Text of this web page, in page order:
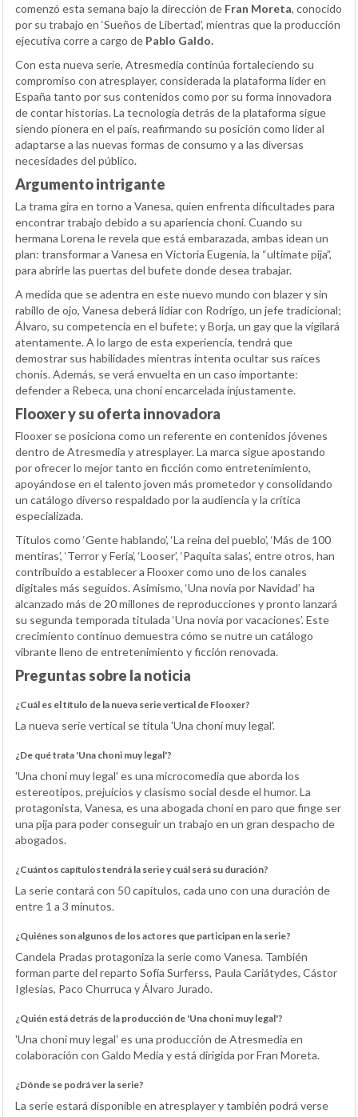
comenzó esta semana bajo la dirección de Fran Moreta, conocido
por su trabajo en ‘Sueños de Libertad’, mientras que la producción
ejecutiva corre a cargo de Pablo Galdo.
Con esta nueva serie, Atresmedia continúa fortaleciendo su
compromiso con atresplayer, considerada la plataforma líder en
España tanto por sus contenidos como por su forma innovadora
de contar historias. La tecnología detrás de la plataforma sigue
siendo pionera en el país, reafirmando su posición como líder al
adaptarse a las nuevas formas de consumo y a las diversas
necesidades del público.
Argumento intrigante
La trama gira en torno a Vanesa, quien enfrenta dificultades para
encontrar trabajo debido a su apariencia choni. Cuando su
hermana Lorena le revela que está embarazada, ambas idean un
plan: transformar a Vanesa en Victoria Eugenia, la “ultimate pija”,
para abrirle las puertas del bufete donde desea trabajar.
A medida que se adentra en este nuevo mundo con blazer y sin
rabillo de ojo, Vanesa deberá lidiar con Rodrígo, un jefe tradicional;
Álvaro, su competencia en el bufete; y Borja, un gay que la vigilará
atentamente. A lo largo de esta experiencia, tendrá que
demostrar sus habilidades mientras intenta ocultar sus raíces
chonis. Además, se verá envuelta en un caso importante:
defender a Rebeca, una choni encarcelada injustamente.
Flooxer y su oferta innovadora
Flooxer se posiciona como un referente en contenidos jóvenes
dentro de Atresmedia y atresplayer. La marca sigue apostando
por ofrecer lo mejor tanto en ficción como entretenimiento,
apoyándose en el talento joven más prometedor y consolidando
un catálogo diverso respaldado por la audiencia y la crítica
especializada.
Títulos como ‘Gente hablando’, ‘La reina del pueblo’, ‘Más de 100
mentiras’, ‘Terror y Feria’, ‘Looser’, ‘Paquita salas’, entre otros, han
contribuido a establecer a Flooxer como uno de los canales
digitales más seguidos. Asimismo, ‘Una novia por Navidad’ ha
alcanzado más de 20 millones de reproducciones y pronto lanzará
su segunda temporada titulada ‘Una novia por vacaciones’. Este
crecimiento continuo demuestra cómo se nutre un catálogo
vibrante lleno de entretenimiento y ficción renovada.
Preguntas sobre la noticia
¿Cuál es el título de la nueva serie vertical de Flooxer?
La nueva serie vertical se titula 'Una choni muy legal'.
¿De qué trata 'Una choni muy legal'?
'Una choni muy legal' es una microcomedia que aborda los
estereotipos, prejuicios y clasismo social desde el humor. La
protagonista, Vanesa, es una abogada choni en paro que finge ser
una pija para poder conseguir un trabajo en un gran despacho de
abogados.
¿Cuántos capítulos tendrá la serie y cuál será su duración?
La serie contará con 50 capítulos, cada uno con una duración de
entre 1 a 3 minutos.
¿Quiénes son algunos de los actores que participan en la serie?
Candela Pradas protagoniza la serie como Vanesa. También
forman parte del reparto Sofía Surferss, Paula Cariátydes, Cástor
Iglesias, Paco Churruca y Álvaro Jurado.
¿Quién está detrás de la producción de 'Una choni muy legal'?
'Una choni muy legal' es una producción de Atresmedia en
colaboración con Galdo Media y está dirigida por Fran Moreta.
¿Dónde se podrá ver la serie?
La serie estará disponible en atresplayer y también podrá verse